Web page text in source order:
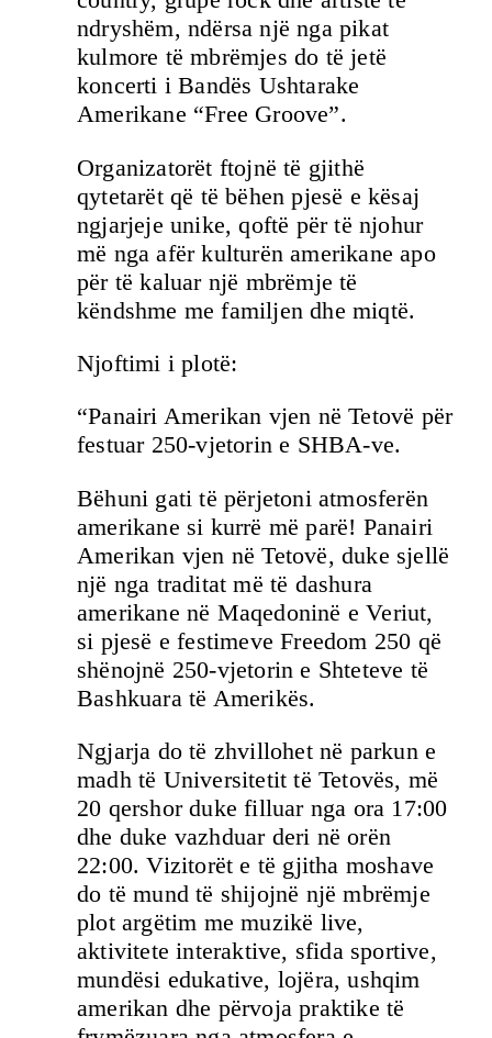
ndryshëm, ndërsa një nga pikat
kulmore të mbrëmjes do të jetë
koncerti i Bandës Ushtarake
Amerikane “Free Groove”.
Organizatorët ftojnë të gjithë
qytetarët që të bëhen pjesë e kësaj
ngjarjeje unike, qoftë për të njohur
më nga afër kulturën amerikane apo
për të kaluar një mbrëmje të
këndshme me familjen dhe miqtë.
Njoftimi i plotë:
“Panairi Amerikan vjen në Tetovë për
festuar 250-vjetorin e SHBA-ve.
Bëhuni gati të përjetoni atmosferën
amerikane si kurrë më parë! Panairi
Amerikan vjen në Tetovë, duke sjellë
një nga traditat më të dashura
amerikane në Maqedoninë e Veriut,
si pjesë e festimeve Freedom 250 që
shënojnë 250-vjetorin e Shteteve të
Bashkuara të Amerikës.
Ngjarja do të zhvillohet në parkun e
madh të Universitetit të Tetovës, më
20 qershor duke filluar nga ora 17:00
dhe duke vazhduar deri në orën
22:00. Vizitorët e të gjitha moshave
do të mund të shijojnë një mbrëmje
plot argëtim me muzikë live,
aktivitete interaktive, sfida sportive,
mundësi edukative, lojëra, ushqim
amerikan dhe përvoja praktike të